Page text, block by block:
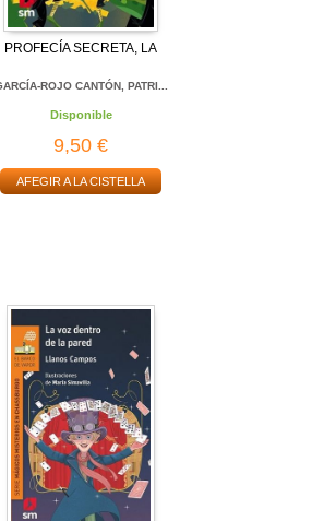
PROFECÍA SECRETA, LA
ROJO CANTÓN, PATRI...
Disponible
9,50 €
AFEGIR A LA CISTELLA